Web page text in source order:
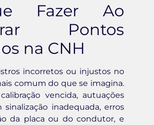
Fazer Ao
Pontos
na CNH
incorretos ou injustos no
comum do que se imagina.
vencida, autuações
inadequada, erros
da placa ou do condutor, e